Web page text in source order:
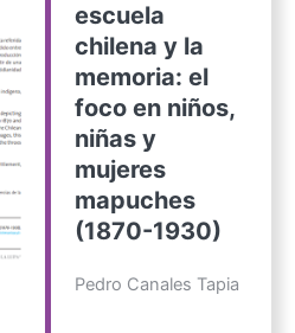
escuela
chilena y la
memoria: el
foco en niños,
niñas y
mujeres
mapuches
(1870-1930)
Pedro Canales Tapia